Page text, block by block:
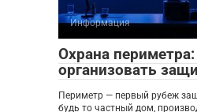
Информация
Охрана
организовать
Периметр — первый рубеж
будь то частный дом,